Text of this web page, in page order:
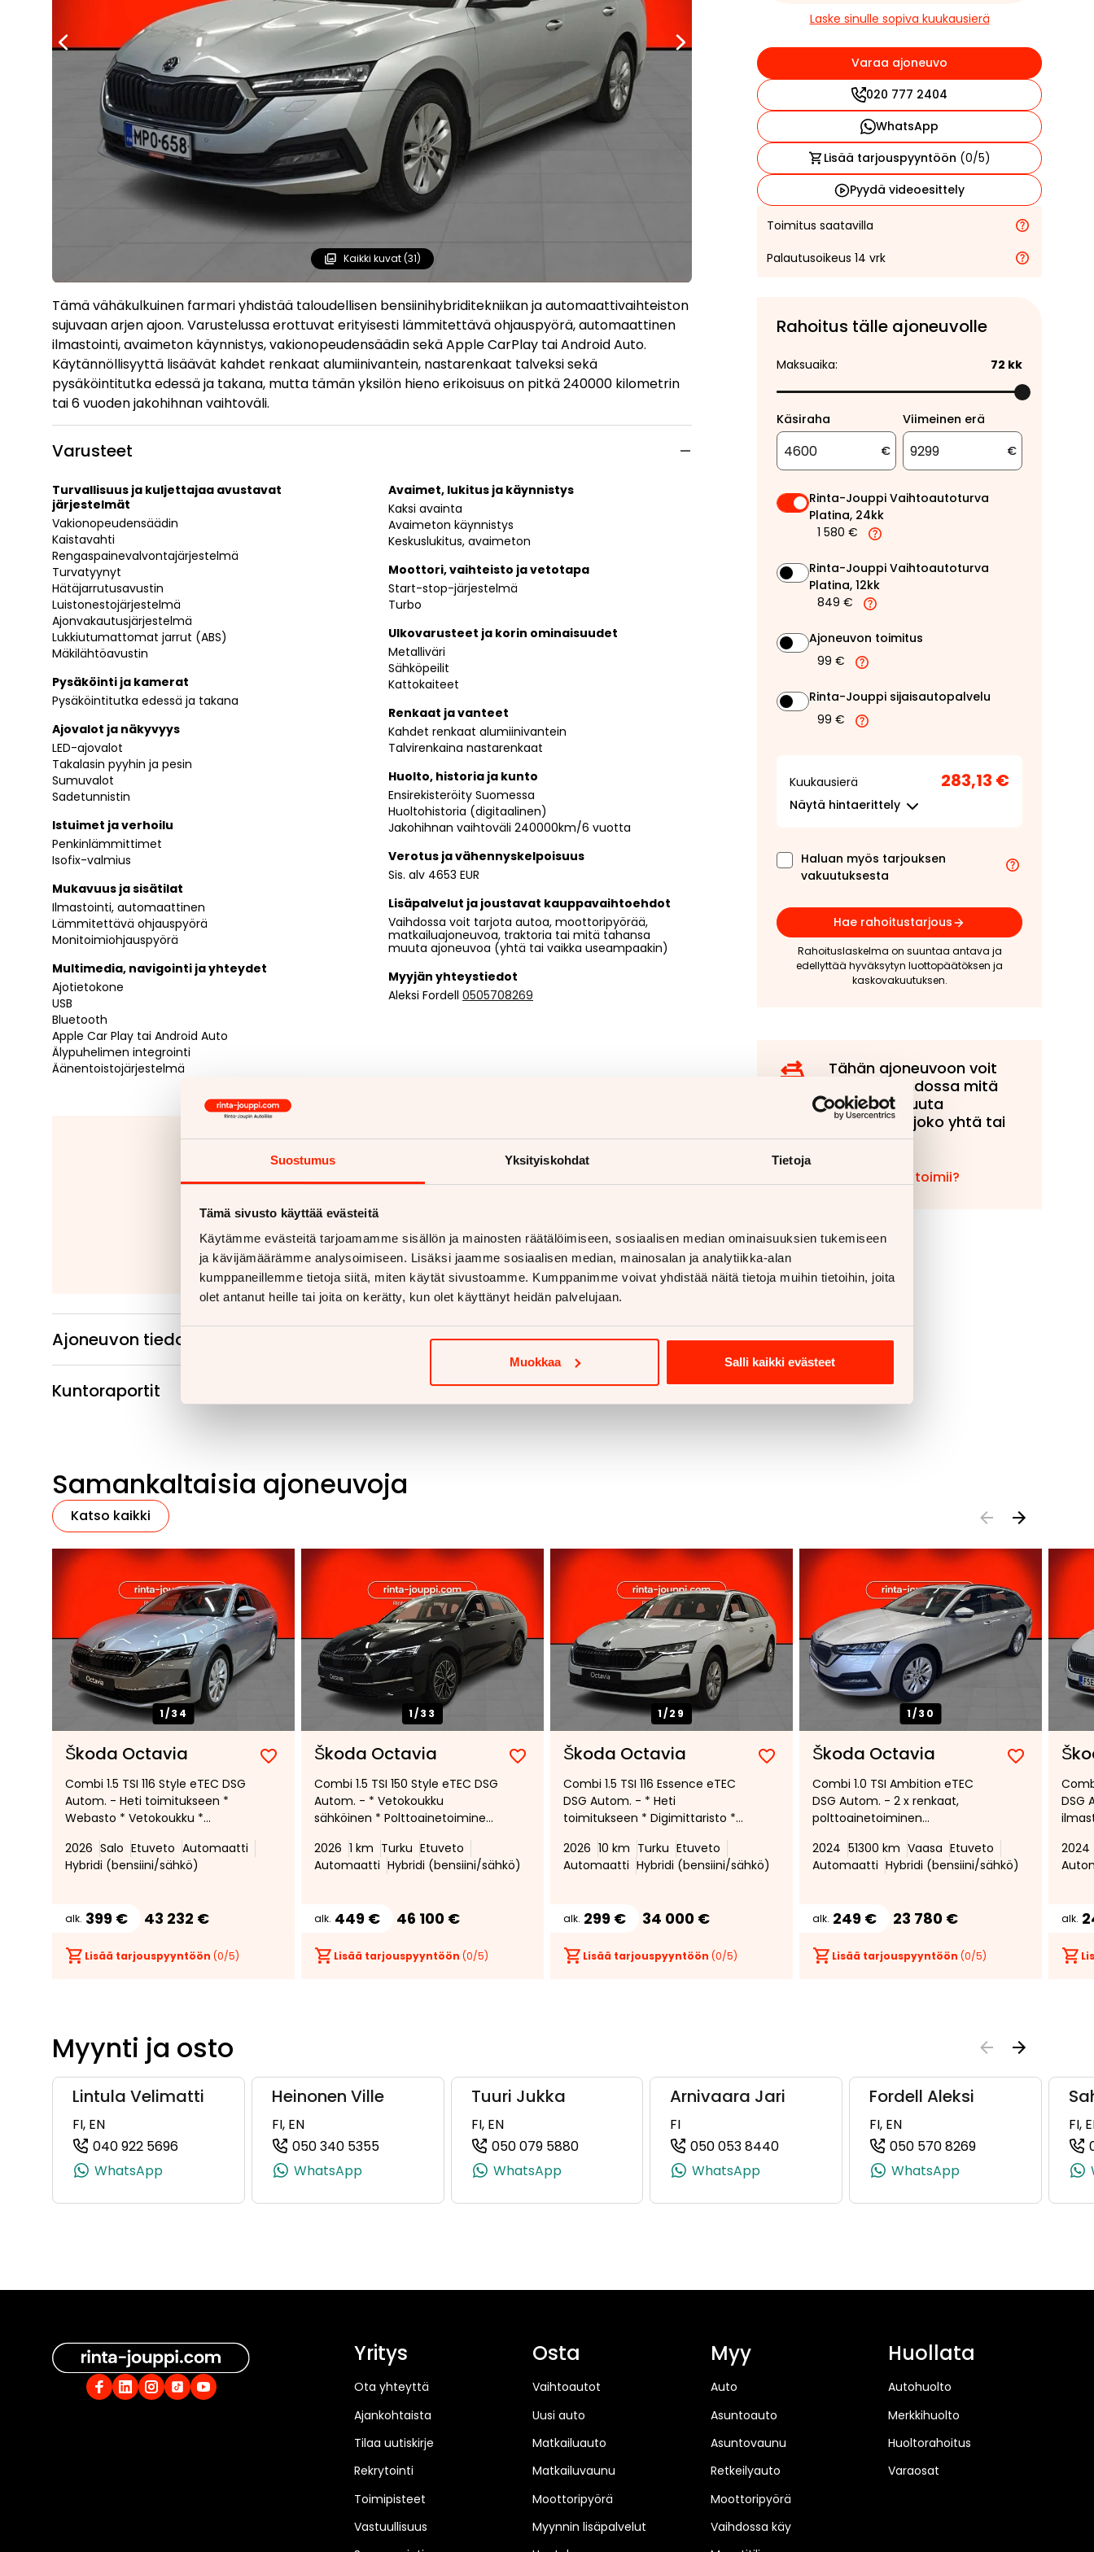
Suostumus Yksityiskohdat Tietoja
Tämä sivusto käyttää evästeitä
Käytämme evästeitä tarjoamamme sisällön ja mainosten räätälöimiseen, sosiaalisen median ominaisuuksien tukemiseen
ja kävijämäärämme analysoimiseen. Lisäksi jaamme sosiaalisen median, mainosalan ja analytiikka-alan
kumppaneillemme tietoja siitä, miten käytät sivustoamme. Kumppanimme voivat yhdistää näitä tietoja muihin tietoihin, joita
olet antanut heille tai joita on kerätty, kun olet käyttänyt heidän palvelujaan.
Muokkaa Salli kaikki evästeet
Kaikki kuvat (31)
Tämä vähäkulkuinen farmari yhdistää taloudellisen bensiinihybriditekniikan ja automaattivaihteiston
sujuvaan arjen ajoon. Varustelussa erottuvat erityisesti lämmitettävä ohjauspyörä, automaattinen
ilmastointi, avaimeton käynnistys, vakionopeudensäädin sekä Apple CarPlay tai Android Auto.
Käytännöllisyyttä lisäävät kahdet renkaat alumiinivantein, nastarenkaat talveksi sekä
pysäköintitutka edessä ja takana, mutta tämän yksilön hieno erikoisuus on pitkä 240000 kilometrin
tai 6 vuoden jakohihnan vaihtoväli.
Varusteet
Turvallisuus ja kuljettajaa avustavat
järjestelmät
Vakionopeudensäädin
Kaistavahti
Rengaspainevalvontajärjestelmä
Turvatyynyt
Hätäjarrutusavustin
Luistonestojärjestelmä
Ajonvakautusjärjestelmä
Lukkiutumattomat jarrut (ABS)
Mäkilähtöavustin
Pysäköinti ja kamerat
Pysäköintitutka edessä ja takana
Ajovalot ja näkyvyys
LED-ajovalot
Takalasin pyyhin ja pesin
Sumuvalot
Sadetunnistin
Istuimet ja verhoilu
Penkinlämmittimet
Isofix-valmius
Mukavuus ja sisätilat
Ilmastointi, automaattinen
Lämmitettävä ohjauspyörä
Monitoimiohjauspyörä
Multimedia, navigointi ja yhteydet
Ajotietokone
USB
Bluetooth
Apple Car Play tai Android Auto
Älypuhelimen integrointi
Äänentoistojärjestelmä
Avaimet, lukitus ja käynnistys
Kaksi avainta
Avaimeton käynnistys
Keskuslukitus, avaimeton
Moottori, vaihteisto ja vetotapa
Start-stop-järjestelmä
Turbo
Ulkovarusteet ja korin ominaisuudet
Metalliväri
Sähköpeilit
Kattokaiteet
Renkaat ja vanteet
Kahdet renkaat alumiinivantein
Talvirenkaina nastarenkaat
Huolto, historia ja kunto
Ensirekisteröity Suomessa
Huoltohistoria (digitaalinen)
Jakohihnan vaihtoväli 240000km/6 vuotta
Verotus ja vähennyskelpoisuus
Sis. alv 4653 EUR
Lisäpalvelut ja joustavat kauppavaihtoehdot
Vaihdossa voit tarjota autoa, moottoripyörää,
matkailuajoneuvoa, traktoria tai mitä tahansa
muuta ajoneuvoa (yhtä tai vaikka useampaakin)
Myyjän yhteystiedot
Aleksi Fordell 0505708269
Jäitkö kaipaamaan vetokoukkua?
Kiinteät koukut alk. 670€
Irrotettavat koukut alk. 810€
Lue lisää
Ajoneuvon tiedot
Kuntoraportit
Laske sinulle sopiva kuukausierä
Varaa ajoneuvo
020 777 2404
WhatsApp
Lisää tarjouspyyntöön (0/5)
Pyydä videoesittely
Toimitus saatavilla
Palautusoikeus 14 vrk
Rahoitus tälle ajoneuvolle
Maksuaika: 72 kk
Käsiraha
€
Viimeinen erä
€
Rinta-Jouppi Vaihtoautoturva
Platina, 24kk
1 580 €
Rinta-Jouppi Vaihtoautoturva
Platina, 12kk
849 €
Ajoneuvon toimitus
99 €
Rinta-Jouppi sijaisautopalvelu
99 €
Kuukausierä 283,13 €
Näytä hintaerittely
Haluan myös tarjouksen
vakuutuksesta
Hae rahoitustarjous
Rahoituslaskelma on suuntaa antava ja
edellyttää hyväksytyn luottopäätöksen ja
kaskovakuutuksen.
Tähän ajoneuvoon voit
tarjota vaihdossa mitä
tahansa muuta
ajoneuvoa, joko yhtä tai
useampaa!
Miten vaihto toimii?
Samankaltaisia ajoneuvoja
Katso kaikki
1/34
Škoda Octavia
Lisää
suosikiksi
Poista
suosikeista
Combi 1.5 TSI 116 Style eTEC DSG
Autom. - Heti toimitukseen *
Webasto * Vetokoukku *
2026 Salo Etuveto Automaatti
Hybridi (bensiini/sähkö)
alk. 399 € 43 232 €
Lisää tarjouspyyntöön (0/5)
1/33
Škoda Octavia
Lisää
suosikiksi
Poista
suosikeista
Combi 1.5 TSI 150 Style eTEC DSG
Autom. - * Vetokoukku
sähköinen * Polttoainetoiminen
takaistuimet * Peruutuskamera
* Mukautuva
2026 1 km Turku Etuveto
Automaatti Hybridi (bensiini/sähkö)
alk. 449 € 46 100 €
Lisää tarjouspyyntöön (0/5)
1/29
Škoda Octavia
Lisää
suosikiksi
Poista
suosikeista
Combi 1.5 TSI 116 Essence eTEC
DSG Autom. - * Heti
toimitukseen * Digimittaristo *
Kaistanvaihtovaroitin * LED-
ajovalot *
2026 10 km Turku Etuveto
Automaatti Hybridi (bensiini/sähkö)
alk. 299 € 34 000 €
Lisää tarjouspyyntöön (0/5)
1/30
Škoda Octavia
Lisää
suosikiksi
Poista
Combi 1.0 TSI Ambition eTEC
DSG Autom. - 2 x renkaat,
polttoainetoiminen
Carplay ja AndroidAuto
liitettävyys, avaimeton
2024 51300 km Vaasa Etuveto
Automaatti Hybridi (bensiini/sähkö)
alk. 249 € 23 780 €
Lisää tarjouspyyntöön (0/5)
DSG
2024
alk.
Myynti ja osto
Lintula Velimatti
FI, EN
040 922 5696
(+358409225696, 0409225696, +358 40 922 5696)
WhatsApp
Heinonen Ville
FI, EN
050 340 5355
(+358503405355, 0503405355, +358 50 340 5355)
WhatsApp
Tuuri Jukka
FI, EN
050 079 5880
(+358500795880, 0500795880, +358 50 079 5880)
WhatsApp
Arnivaara Jari
FI
050 053 8440
(+358500538440, 0500538440, +358 50 053
WhatsApp
Fordell Aleksi
FI, EN
050 570 8269
WhatsApp
FI,
Yritys
Ota yhteyttä
Ajankohtaista
Tilaa uutiskirje
Rekrytointi
Toimipisteet
Vastuullisuus
Osta
Vaihtoautot
Uusi auto
Matkailuauto
Matkailuvaunu
Moottoripyörä
Myynnin lisäpalvelut
Myy
Auto
Asuntoauto
Asuntovaunu
Retkeilyauto
Moottoripyörä
Vaihdossa käy
Huollata
Autohuolto
Merkkihuolto
Huoltorahoitus
Varaosat